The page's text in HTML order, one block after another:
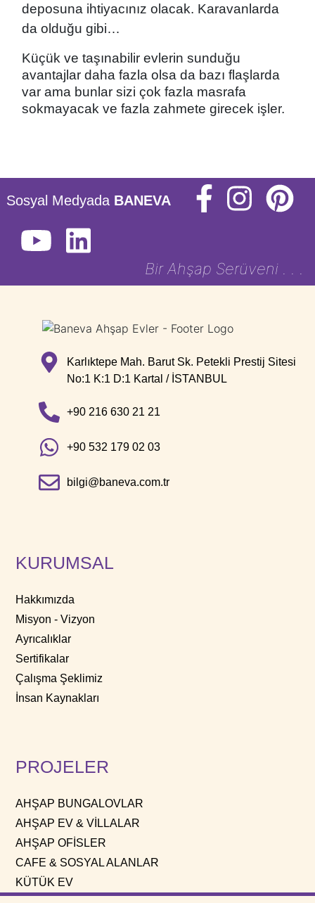
deposuna ihtiyacınız olacak. Karavanlarda
da olduğu gibi…
Küçük ve taşınabilir evlerin sunduğu
avantajlar daha fazla olsa da bazı flaşlarda
var ama bunlar sizi çok fazla masrafa
sokmayacak ve fazla zahmete girecek işler.
Sosyal Medyada BANEVA
Bir Ahşap Serüveni . . .
Karlıktepe Mah. Barut Sk. Petekli Prestij Sitesi
No:1 K:1 D:1 Kartal / İSTANBUL
+90 216 630 21 21
+90 532 179 02 03
bilgi@baneva.com.tr
KURUMSAL
Hakkımızda
Misyon - Vizyon
Ayrıcalıklar
Sertifikalar
Çalışma Şeklimiz
İnsan Kaynakları
PROJELER
AHŞAP BUNGALOVLAR
AHŞAP EV & VİLLALAR
AHŞAP OFİSLER
CAFE & SOSYAL ALANLAR
KÜTÜK EV